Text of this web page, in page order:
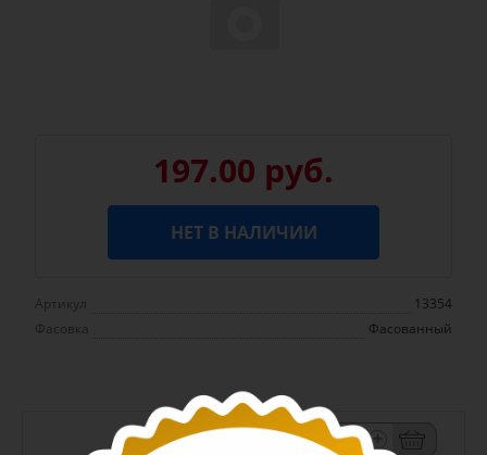
197.00 руб.
НЕТ В НАЛИЧИИ
Артикул
13354
Фасовка
Фасованный
+